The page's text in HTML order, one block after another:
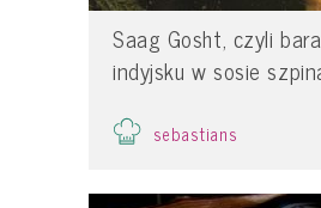
Saag Gosht, czyli
indyjsku w sosie
sebastians